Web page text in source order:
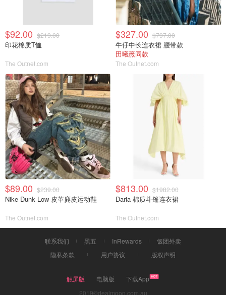
$92.00 $219.00
印花棉质T恤
The Outnet.com
$327.00 $797.00
牛仔中长连衣裙 腰带款
田曦薇同款
The Outnet.com
$89.00 $239.00
Nike Dunk Low 皮革麂皮运动鞋
The Outnet.com
$813.00 $1982.00
Daria 棉质斗篷连衣裙
The Outnet.com
联系我们 黑五 InRewards
饭团外卖
隐私条款
用户协议 版权声明
触屏版 电脑版
下载App
2019©dealmoon.com.au